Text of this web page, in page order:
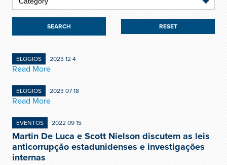
RESET
ELOGIOS 2023 12 4
Read More
ELOGIOS 2023 07 18
Read More
EVENTOS 2022 09 15
Martin De Luca e Scott Nielson discutem as leis
anticorrupção estadunidenses e investigações
internas